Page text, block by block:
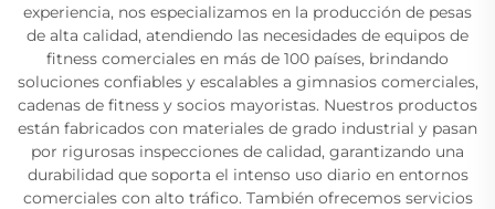
experiencia, nos especializamos en la producción de pesas
de alta calidad, atendiendo las necesidades de equipos de
fitness comerciales en más de 100 países, brindando
soluciones confiables y escalables a gimnasios comerciales,
cadenas de fitness y socios mayoristas. Nuestros productos
están fabricados con materiales de grado industrial y pasan
por rigurosas inspecciones de calidad, garantizando una
durabilidad que soporta el intenso uso diario en entornos
comerciales con alto tráfico. También ofrecemos servicios